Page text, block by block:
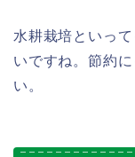
水耕栽培といっ
いですね。節約
い。